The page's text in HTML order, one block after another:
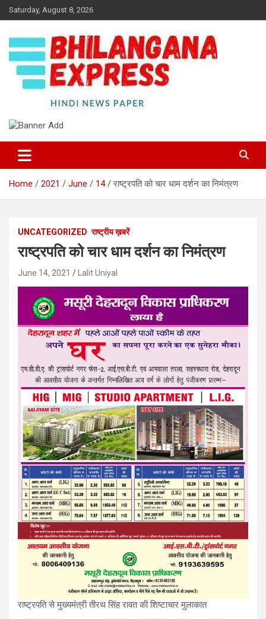
Skip
to
Saturday, August 8, 2026
Bhilangana Express
Home 2021 June 14 राष्ट्रपति को चार धाम दर्शन का निमंत्रण
UNCATEGORIZED राष्ट्रीय ख़बरें
राष्ट्रपति को चार धाम दर्शन का निमंत्रण
June 14, 2021 Lalit Uniyal
राष्ट्रपति से मुख्यमंत्री तीरथ सिंह रावत की शिष्टाचार मुलाकात